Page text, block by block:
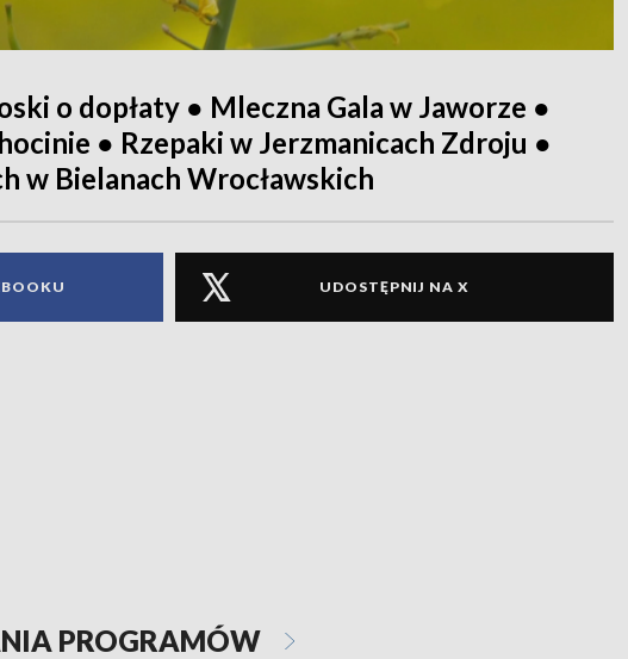
o dopłaty ● Mleczna Gala w Jaworze ●
● Rzepaki w Jerzmanicach Zdroju ●
w Bielanach Wrocławskich
UDOSTĘPNIJ NA X
PROGRAMÓW